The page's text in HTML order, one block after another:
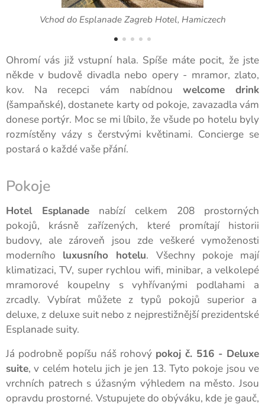
Vchod do Esplanade Zagreb Hotel, Hamiczech
Ohromí vás již vstupní hala. Spíše máte pocit, že jste
někde v budově divadla nebo opery - mramor, zlato,
kov. Na recepci vám nabídnou welcome drink
(šampaňské), dostanete karty od pokoje, zavazadla vám
donese portýr. Moc se mi líbilo, že všude po hotelu byly
rozmístěny vázy s čerstvými květinami. Concierge se
postará o každé vaše přání.
Pokoje
Hotel Esplanade nabízí celkem 208 prostorných
pokojů, krásně zařízených, které promítají historii
budovy, ale zároveň jsou zde veškeré vymoženosti
moderního luxusního hotelu. Všechny pokoje mají
klimatizaci, TV, super rychlou wifi, minibar, a velkolepé
mramorové koupelny s vyhřívanými podlahami a
zrcadly. Vybírat můžete z typů pokojů superior a
deluxe, z deluxe suit nebo z nejprestižnější prezidentské
Esplanade suity.
Já podrobně popíšu náš rohový pokoj č. 516 - Deluxe
suite, v celém hotelu jich je jen 13. Tyto pokoje jsou ve
vrchních patrech s úžasným výhledem na město. Jsou
opravdu prostorné. Vstupujete do obýváku, kde je gauč,